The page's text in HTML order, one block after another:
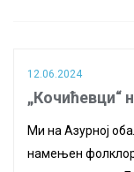
12.06.2024
„Кочићевци“
Ми на Азурној
намењен